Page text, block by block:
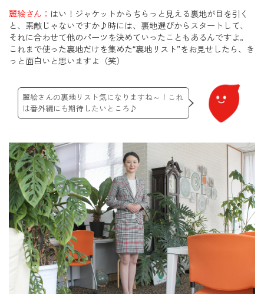
麗絵さん： はい！ジャケットからちらっと見える裏地が目を引く
と、素敵じゃないですか♪時には、裏地選びからスタートして、
それに合わせて他のパーツを決めていったこともあるんですよ。
これまで使った裏地だけを集めた“裏地リスト”をお見せしたら、き
っと面白いと思いますよ（笑）
麗絵さんの裏地リスト気になりますね～！これ
は番外編にも期待したいところ♪